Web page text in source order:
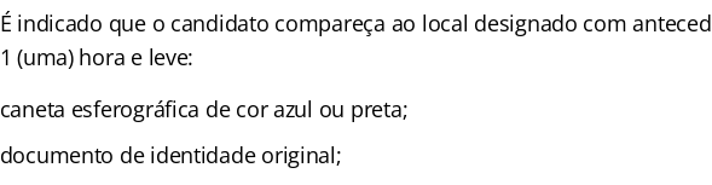
É indicado que o candidato compareça ao local designado com
1 (uma) hora e leve:
caneta esferográfica de cor azul ou preta;
documento de identidade original;